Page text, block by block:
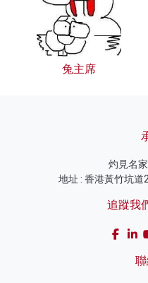
兔主席
灼見名
地址 : 香港黃竹坑
追蹤我